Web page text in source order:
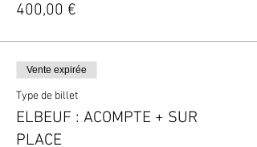
400,00 €
Vente expirée
Type de billet
ELBEUF : ACOMPTE + SUR
PLACE